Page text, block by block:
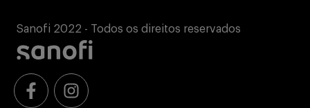
Sanofi 2022 - Todos os direitos reservados